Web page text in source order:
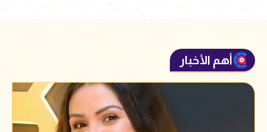
أهم الأخبار